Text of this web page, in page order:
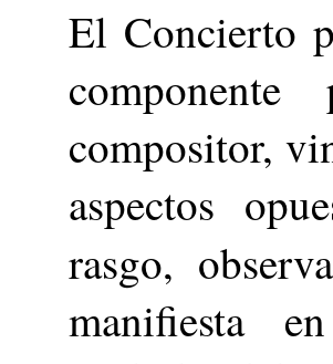
El Concierto
compositor,
aspectos
rasgo,
manifiesta